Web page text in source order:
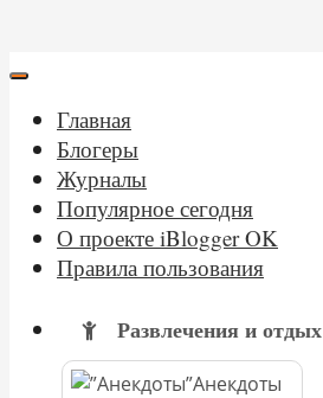
Главная
Блогеры
Журналы
Популярное сегодня
О проекте iBlogger OK
Правила пользования
Развлечения и отдых
Анекдоты